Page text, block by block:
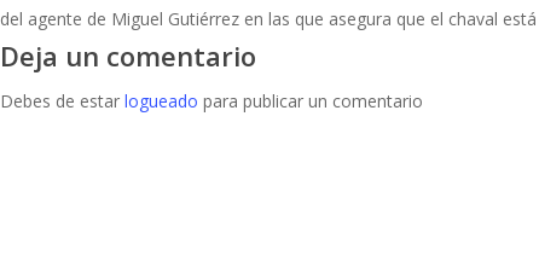
del agente de Miguel Gutiérrez en las que asegura que el chaval
Deja un comentario
Debes de estar logueado para publicar un comentario